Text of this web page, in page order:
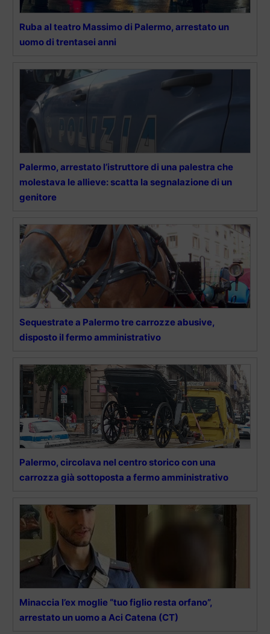
Ruba al teatro Massimo di Palermo, arrestato un
uomo di trentasei anni
Palermo, arrestato l’istruttore di una palestra che
molestava le allieve: scatta la segnalazione di un
genitore
Sequestrate a Palermo tre carrozze abusive,
disposto il fermo amministrativo
Palermo, circolava nel centro storico con una
carrozza già sottoposta a fermo amministrativo
Minaccia l’ex moglie “tuo figlio resta orfano”,
arrestato un uomo a Aci Catena (CT)